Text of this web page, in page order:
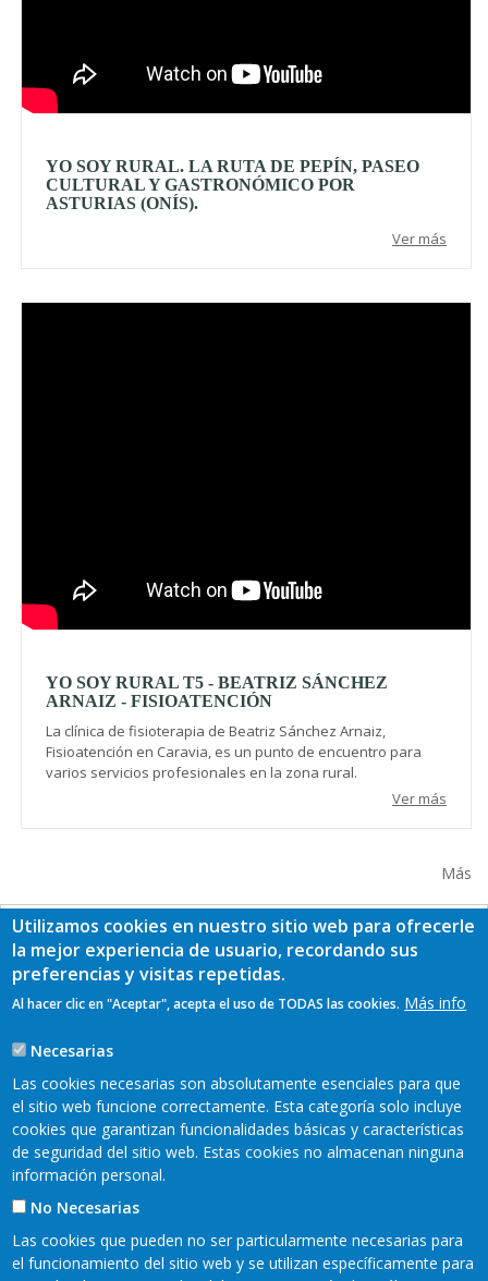
YO SOY RURAL. LA RUTA DE PEPÍN, PASEO
CULTURAL Y GASTRONÓMICO POR
ASTURIAS (ONÍS).
Ver más
YO SOY RURAL T5 - BEATRIZ SÁNCHEZ
ARNAIZ - FISIOATENCIÓN
La clínica de fisioterapia de Beatriz Sánchez Arnaiz,
Fisioatención en Caravia, es un punto de encuentro para
varios servicios profesionales en la zona rural.
Ver más
Más
Utilizamos cookies en nuestro sitio web para ofrecerle
la mejor experiencia de usuario, recordando sus
preferencias y visitas repetidas.
Al hacer clic en "Aceptar", acepta el uso de TODAS las cookies. Más info
Necesarias
Las cookies necesarias son absolutamente esenciales para que
el sitio web funcione correctamente. Esta categoría solo incluye
cookies que garantizan funcionalidades básicas y características
de seguridad del sitio web. Estas cookies no almacenan ninguna
información personal.
No Necesarias
Las cookies que pueden no ser particularmente necesarias para
el funcionamiento del sitio web y se utilizan específicamente para